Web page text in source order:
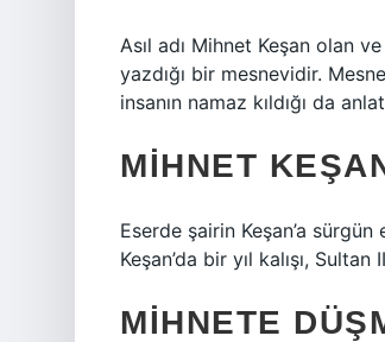
Asıl adı Mihnet Keşan olan
yazdığı bir mesnevidir.
insanın namaz kıldığı da
MIHNET
Eserde şairin Keşan’a
Keşan’da bir yıl kalışı,
MIHNETE